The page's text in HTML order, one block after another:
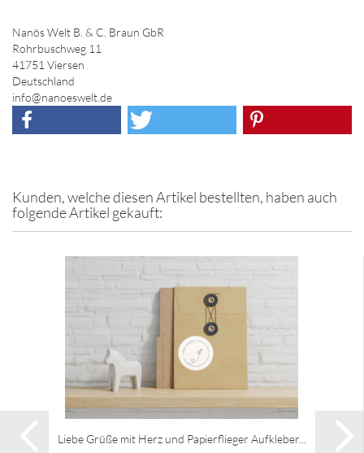
Nanös Welt B. & C. Braun GbR
Rohrbuschweg 11
41751 Viersen
Deutschland
info@nanoeswelt.de
Kunden, welche diesen Artikel bestellten, haben auch
folgende Artikel gekauft:
Liebe Grüße mit Herz und Papierflieger Aufkleber...